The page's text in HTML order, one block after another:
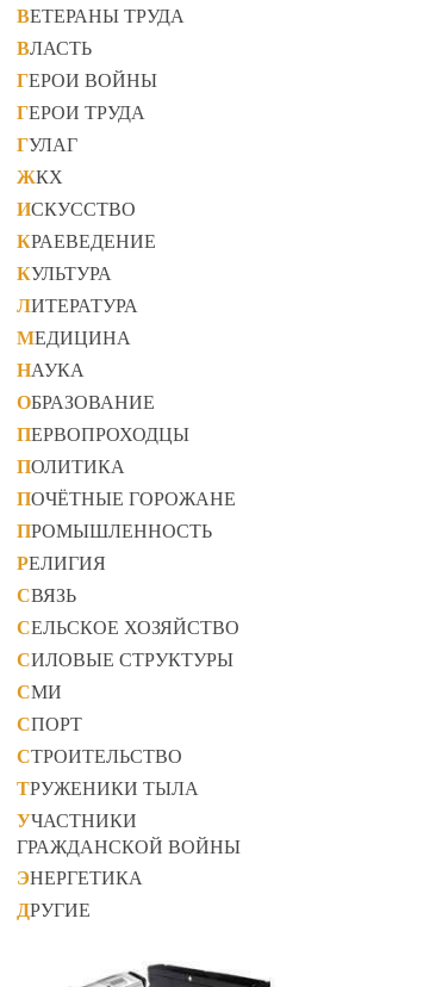
ВЕТЕРАНЫ ТРУДА
ВЛАСТЬ
ГЕРОИ ВОЙНЫ
ГЕРОИ ТРУДА
ГУЛАГ
ЖКХ
ИСКУССТВО
КРАЕВЕДЕНИЕ
КУЛЬТУРА
ЛИТЕРАТУРА
МЕДИЦИНА
НАУКА
ОБРАЗОВАНИЕ
ПЕРВОПРОХОДЦЫ
ПОЛИТИКА
ПОЧЁТНЫЕ ГОРОЖАНЕ
ПРОМЫШЛЕННОСТЬ
РЕЛИГИЯ
СВЯЗЬ
СЕЛЬСКОЕ ХОЗЯЙСТВО
СИЛОВЫЕ СТРУКТУРЫ
СМИ
СПОРТ
СТРОИТЕЛЬСТВО
ТРУЖЕНИКИ ТЫЛА
УЧАСТНИКИ
ГРАЖДАНСКОЙ ВОЙНЫ
ЭНЕРГЕТИКА
ДРУГИЕ